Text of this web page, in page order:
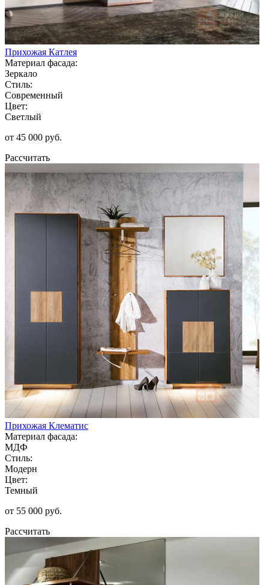
Прихожая Катлея
Материал фасада:
Зеркало
Стиль:
Современный
Цвет:
Светлый
от 45 000 руб.
Рассчитать
Прихожая Клематис
Материал фасада:
МДФ
Стиль:
Модерн
Цвет:
Темный
от 55 000 руб.
Рассчитать